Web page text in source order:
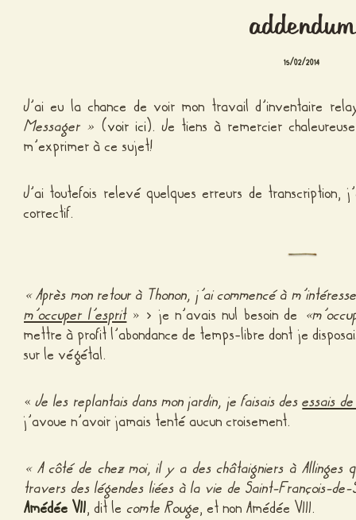
addendum
15/02/2014
J’ai eu la chance de voir mon travail d’inventaire
Messager » (voir ici). Je tiens à remercier
m’exprimer à ce sujet!
J’ai toutefois relevé quelques erreurs de transcription,
correctif.
« Après mon retour à Thonon, j’ai commencé à
m’occuper l’esprit» > je n’avais nul besoin de «
mettre à profit l’abondance de temps-libre dont je
sur le végétal.
« Je les replantais dans mon jardin, je faisais desessais
j’avoue n’avoir jamais tenté aucun croisement.
« A côté de chez moi, il y a des châtaigniers à Allinges
travers des légendes liées à la vie de Saint-François-
Amédée VII, dit le comte Rouge, et non Amédée VIII.